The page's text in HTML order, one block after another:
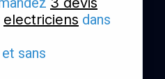
electriciens dans
sans